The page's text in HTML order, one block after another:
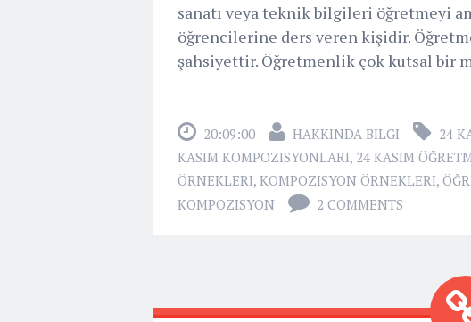
sanatı veya teknik bilgileri öğretmeyi
öğrencilerine ders veren kişidir.
şahsiyettir. Öğretmenlik çok kutsal bir
20:09:00 HAKKINDA BILGI 24
KASIM KOMPOZISYONLARI, 24 KASIM
ÖRNEKLERI, KOMPOZISYON ÖRNEKLERI,
KOMPOZISYON
2 COMMENTS